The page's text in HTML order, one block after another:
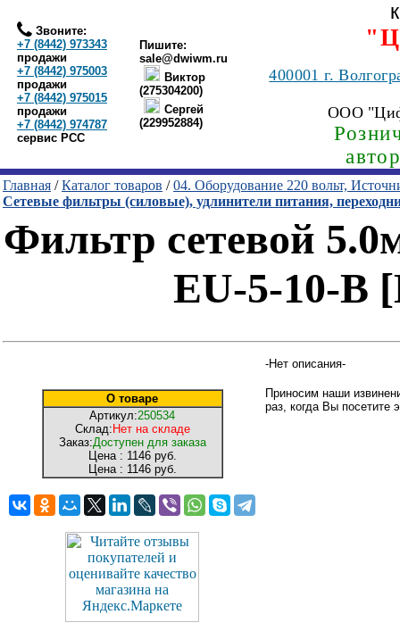
Звоните:
+7 (8442) 973343
продажи
+7 (8442) 975003
продажи
+7 (8442) 975015
продажи
+7 (8442) 974787
сервис РСС
Пишите:
sale@dwiwm.ru
Виктор
(275304200)
Сергей
(229952884)
400001г.
ООО
Главная /Каталог товаров /04. Оборудование 220 вольт,
Сетевые фильтры (силовые), удлинители питания,
Фильтр сетевой
EU-5-10-B
О товаре
Артикул:250534
Склад: Нет на складе
Заказ:Доступен для заказа
Цена : 1146 руб.
Цена : 1146 руб.
-Нет описания-
Приносим наши
раз, когда Вы посетите